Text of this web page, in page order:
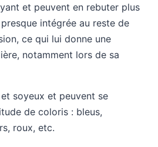
et peuvent en rebuter plus
intégrée au reste de
ce qui lui donne une
notamment lors de sa
soyeux et peuvent se
de coloris : bleus,
roux, etc.